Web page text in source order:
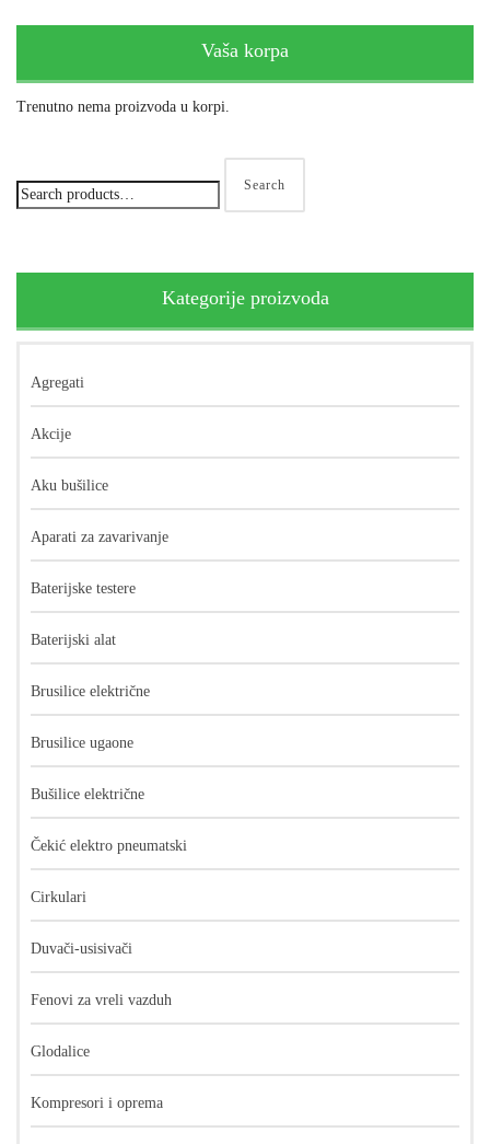
Vaša korpa
Trenutno nema proizvoda u korpi.
Search
Kategorije proizvoda
Agregati
Akcije
Aku bušilice
Aparati za zavarivanje
Baterijske testere
Baterijski alat
Brusilice električne
Brusilice ugaone
Bušilice električne
Čekić elektro pneumatski
Cirkulari
Duvači-usisivači
Fenovi za vreli vazduh
Glodalice
Kompresori i oprema